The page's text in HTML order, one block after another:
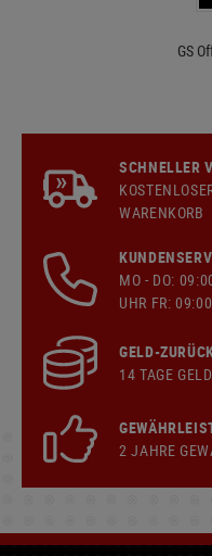
GS
SCHNELLER
WARENKORB
MO - DO:
UHR FR:
GELD-
14 TAGE
2 JAHRE